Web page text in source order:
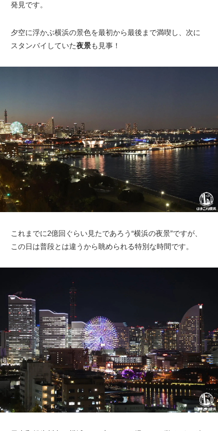
発見です。
夕空に浮かぶ横浜の景色を最初から最後まで満喫し、次に
スタンバイしていた夜景も見事！
これまでに2億回ぐらい見たであろう“横浜の夜景”ですが、
この日は普段とは違うから眺められる特別な時間です。